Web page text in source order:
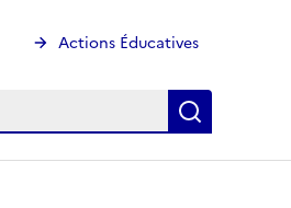
Actions Éducatives